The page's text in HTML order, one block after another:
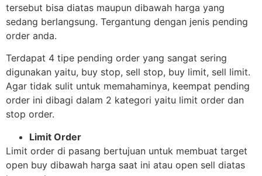
tersebut bisa diatas maupun dibawah harga yang
sedang berlangsung. Tergantung dengan jenis pending
order anda.
Terdapat 4 tipe pending order yang sangat sering
digunakan yaitu, buy stop, sell stop, buy limit, sell limit.
Agar tidak sulit untuk memahaminya, keempat pending
order ini dibagi dalam 2 kategori yaitu limit order dan
stop order.
Limit Order
Limit order di pasang bertujuan untuk membuat target
open buy dibawah harga saat ini atau open sell diatas